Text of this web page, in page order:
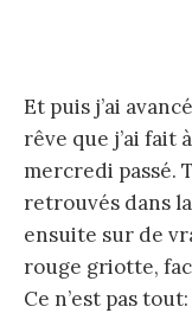
Et puis j’ai
rêve que j’ai fait
mercredi passé.
retrouvés dans
ensuite sur de
rouge griotte,
Ce n’est pas